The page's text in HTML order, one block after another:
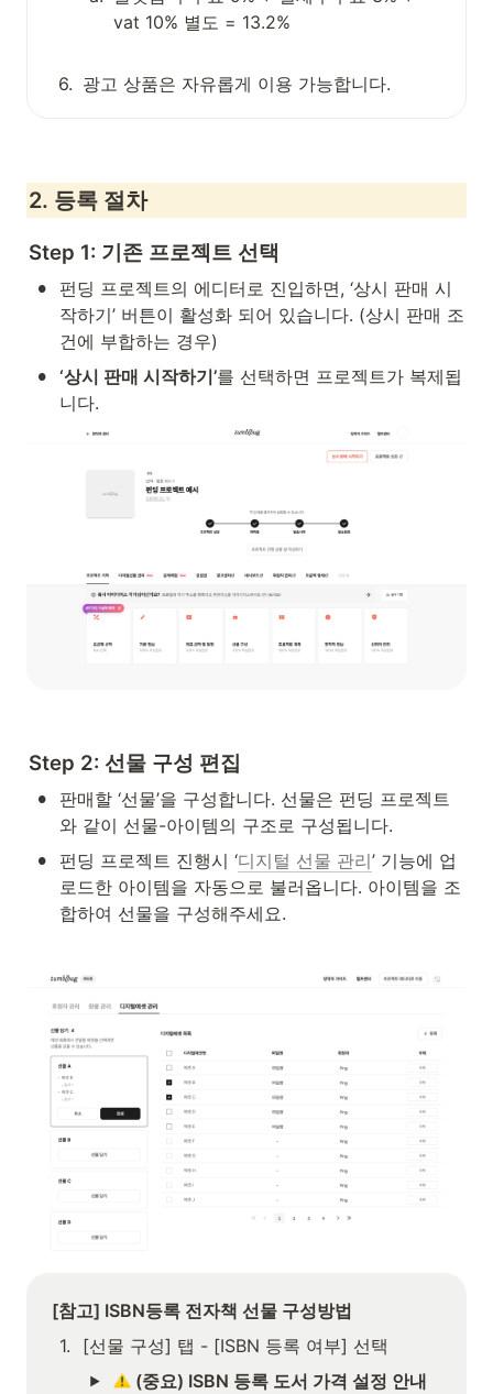
vat 10% 별도 = 13.2%
6. 광고 상품은 자유롭게 이용 가능합니다.
2. 등록 절차
Step 1: 기존 프로젝트 선택
•
펀딩 프로젝트의 에디터로 진입하면, ‘상시 판매 시
작하기’ 버튼이 활성화 되어 있습니다. (상시 판매 조
건에 부합하는 경우)
• ‘상시 판매 시작하기’를 선택하면 프로젝트가 복제됩
니다.
Step 2: 선물 구성 편집
•
판매할 ‘선물’을 구성합니다. 선물은 펀딩 프로젝트
와 같이 선물-아이템의 구조로 구성됩니다.
• 펀딩 프로젝트 진행시 ‘디지털 선물 관리’ 기능에 업
로드한 아이템을 자동으로 불러옵니다. 아이템을 조
합하여 선물을 구성해주세요.
[참고] ISBN등록 전자책 선물 구성방법
1.
[선물 구성] 탭 - [ISBN 등록 여부] 선택
(중요) ISBN 등록 도서 가격 설정 안내